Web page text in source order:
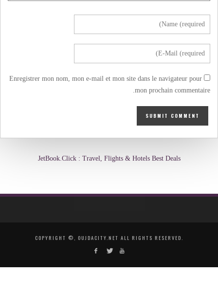
Enregistrer mon nom, mon e-mail et mon site dans le navigateur pour
mon prochain commentaire.
JetBook.Click : Travel, Flights & Hotels Best Deals
COPYRIGHT ©, OUJDACITY.NET ALL RIGHTS RESERVED.